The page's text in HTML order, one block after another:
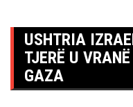
USHTRIA
TJERË U
GAZA